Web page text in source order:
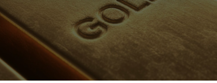
منتجاتنا
عن ركن السبائك
الرئيسية